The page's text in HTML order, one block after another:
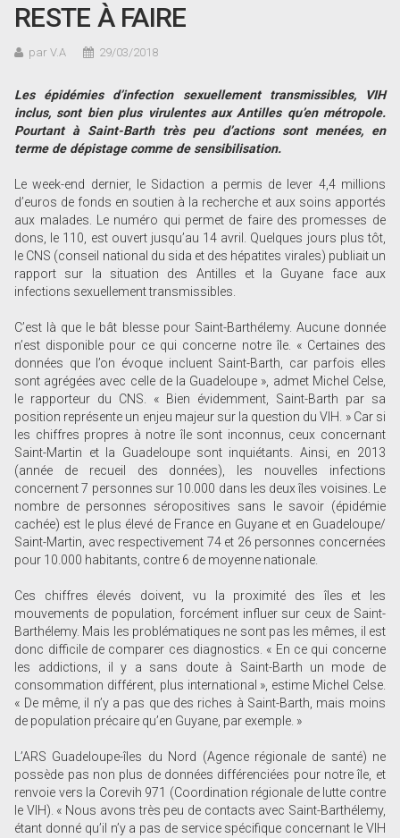
RESTE À FAIRE
par V.A 29/03/2018
Les épidémies d’infection sexuellement transmissibles, VIH
inclus, sont bien plus virulentes aux Antilles qu’en métropole.
Pourtant à Saint-Barth très peu d’actions sont menées, en
terme de dépistage comme de sensibilisation.
Le week-end dernier, le Sidaction a permis de lever 4,4 millions
d’euros de fonds en soutien à la recherche et aux soins apportés
aux malades. Le numéro qui permet de faire des promesses de
dons, le 110, est ouvert jusqu’au 14 avril. Quelques jours plus tôt,
le CNS (conseil national du sida et des hépatites virales) publiait un
rapport sur la situation des Antilles et la Guyane face aux
infections sexuellement transmissibles.
C’est là que le bât blesse pour Saint-Barthélemy. Aucune donnée
n’est disponible pour ce qui concerne notre île. « Certaines des
données que l’on évoque incluent Saint-Barth, car parfois elles
sont agrégées avec celle de la Guadeloupe », admet Michel Celse,
le rapporteur du CNS. « Bien évidemment, Saint-Barth par sa
position représente un enjeu majeur sur la question du VIH. » Car si
les chiffres propres à notre île sont inconnus, ceux concernant
Saint-Martin et la Guadeloupe sont inquiétants. Ainsi, en 2013
(année de recueil des données), les nouvelles infections
concernent 7 personnes sur 10.000 dans les deux îles voisines. Le
nombre de personnes séropositives sans le savoir (épidémie
cachée) est le plus élevé de France en Guyane et en Guadeloupe/
Saint-Martin, avec respectivement 74 et 26 personnes concernées
pour 10.000 habitants, contre 6 de moyenne nationale.
Ces chiffres élevés doivent, vu la proximité des îles et les
mouvements de population, forcément influer sur ceux de Saint-
Barthélemy. Mais les problématiques ne sont pas les mêmes, il est
donc difficile de comparer ces diagnostics. « En ce qui concerne
les addictions, il y a sans doute à Saint-Barth un mode de
consommation différent, plus international », estime Michel Celse.
« De même, il n’y a pas que des riches à Saint-Barth, mais moins
de population précaire qu’en Guyane, par exemple. »
L’ARS Guadeloupe-îles du Nord (Agence régionale de santé) ne
possède pas non plus de données différenciées pour notre île, et
renvoie vers la Corevih 971 (Coordination régionale de lutte contre
le VIH). « Nous avons très peu de contacts avec Saint-Barthélemy,
étant donné qu’il n’y a pas de service spécifique concernant le VIH